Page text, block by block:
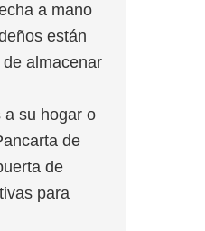
a mano
están
almacenar
a su hogar o
de
de
para